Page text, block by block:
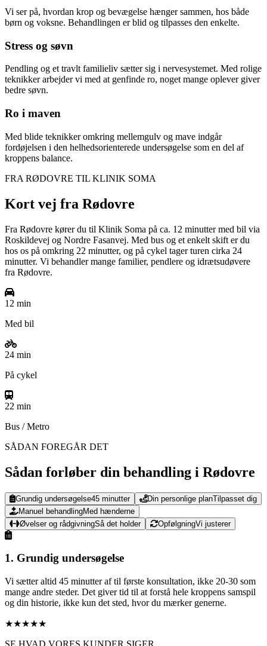
Vi ser på, hvordan krop og bevægelse hænger sammen, hos både
børn og voksne. Behandlingen er blid og tilpasses den enkelte.
Stress og søvn
Pendling og et travlt familieliv sætter sig i nervesystemet. Med rolige
teknikker arbejder vi med at genfinde ro, noget mange oplever giver
bedre søvn.
Ro i maven
Med blide teknikker omkring mellemgulv og mave indgår
fordøjelsen i den helhedsorienterede undersøgelse som en del af
kroppens balance.
FRA RØDOVRE TIL KLINIK SOMA
Kort vej fra Rødovre
Fra Rødovre kører du til Klinik Soma på ca. 12 minutter med bil via
Roskildevej og Nordre Fasanvej. Med bus og et enkelt skift er du
hos os på omkring 22 minutter, og på cykel tager turen cirka 24
minutter. Vi behandler mange familier, pendlere og idrætsudøvere
fra Rødovre.
12 min
Med bil
24 min
På cykel
22 min
Bus / Metro
SÅDAN FOREGÅR DET
Sådan forløber din behandling i Rødovre
Grundig undersøgelse45 minutter Din personlige planTilpasset dig
Manuel behandlingMed hænderne
Øvelser og rådgivningSå det holder OpfølgningVi justerer
1. Grundig undersøgelse
Vi sætter altid 45 minutter af til første konsultation, ikke 20-30 som
mange andre steder. Det giver tid til at forstå hele kroppens samspil
og din historie, ikke kun det sted, hvor du mærker generne.
★★★★★
SE HVAD VORES KUNDER SIGER